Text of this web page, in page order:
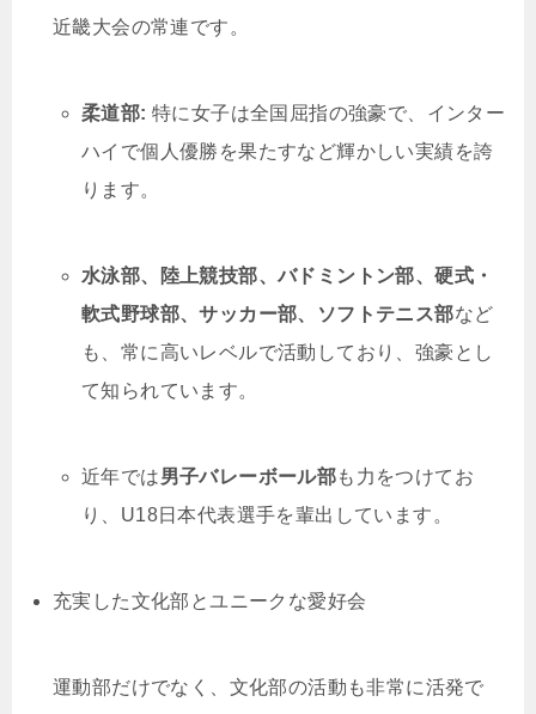
近畿大会の常連です。
柔道部: 特に女子は全国屈指の強豪で、インター
ハイで個人優勝を果たすなど輝かしい実績を誇
ります。
水泳部、陸上競技部、バドミントン部、硬式・
軟式野球部、サッカー部、ソフトテニス部など
も、常に高いレベルで活動しており、強豪とし
て知られています。
近年では男子バレーボール部も力をつけてお
り、U18日本代表選手を輩出しています。
充実した文化部とユニークな愛好会
運動部だけでなく、文化部の活動も非常に活発で